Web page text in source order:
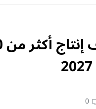
0